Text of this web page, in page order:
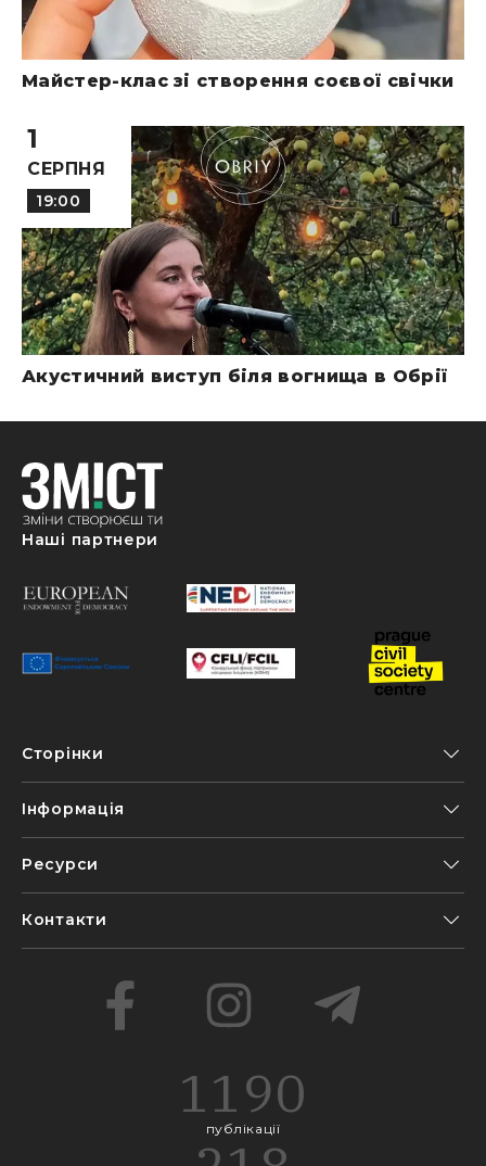
Майстер-клас зі створення соєвої свічки
1
СЕРПНЯ
19:00
Акустичний виступ біля вогнища в Обрії
Наші партнери
Сторінки
Інформація
Ресурси
Контакти
1190
публікації